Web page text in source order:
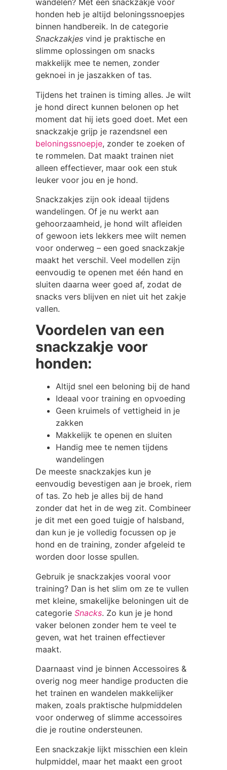
wandelen? Met een snackzakje voor
honden heb je altijd beloningssnoepjes
binnen handbereik. In de categorie
Snackzakjes vind je praktische en
slimme oplossingen om snacks
makkelijk mee te nemen, zonder
geknoei in je jaszakken of tas.
Tijdens het trainen is timing alles. Je wilt
je hond direct kunnen belonen op het
moment dat hij iets goed doet. Met een
snackzakje grijp je razendsnel een
beloningssnoepje, zonder te zoeken of
te rommelen. Dat maakt trainen niet
alleen effectiever, maar ook een stuk
leuker voor jou en je hond.
Snackzakjes zijn ook ideaal tijdens
wandelingen. Of je nu werkt aan
gehoorzaamheid, je hond wilt afleiden
of gewoon iets lekkers mee wilt nemen
voor onderweg – een goed snackzakje
maakt het verschil. Veel modellen zijn
eenvoudig te openen met één hand en
sluiten daarna weer goed af, zodat de
snacks vers blijven en niet uit het zakje
vallen.
Voordelen van een
snackzakje voor
honden:
Altijd snel een beloning bij de hand
Ideaal voor training en opvoeding
Geen kruimels of vettigheid in je
zakken
Makkelijk te openen en sluiten
Handig mee te nemen tijdens
wandelingen
De meeste snackzakjes kun je
eenvoudig bevestigen aan je broek, riem
of tas. Zo heb je alles bij de hand
zonder dat het in de weg zit. Combineer
je dit met een goed tuigje of halsband,
dan kun je je volledig focussen op je
hond en de training, zonder afgeleid te
worden door losse spullen.
Gebruik je snackzakjes vooral voor
training? Dan is het slim om ze te vullen
met kleine, smakelijke beloningen uit de
categorie Snacks. Zo kun je je hond
vaker belonen zonder hem te veel te
geven, wat het trainen effectiever
maakt.
Daarnaast vind je binnen Accessoires &
overig nog meer handige producten die
het trainen en wandelen makkelijker
maken, zoals praktische hulpmiddelen
voor onderweg of slimme accessoires
die je routine ondersteunen.
Een snackzakje lijkt misschien een klein
hulpmiddel, maar het maakt een groot